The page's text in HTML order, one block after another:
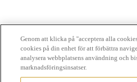
Genom att klicka på "acceptera alla
cookies på din enhet för att förbättra
analysera webbplatsens användning och
marknadsföringsinsatser.